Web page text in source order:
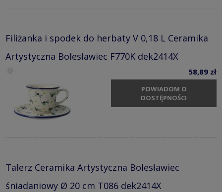
Filiżanka i spodek do herbaty V 0,18 L Ceramika
Artystyczna Bolesławiec F770K dek2414X
58,89 zł
POWIADOM O
DOSTĘPNOŚCI
Talerz Ceramika Artystyczna Bolesławiec
śniadaniowy Ø 20 cm T086 dek2414X